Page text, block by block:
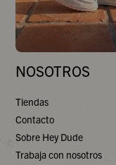
NOSOTROS
Tiendas
Contacto
Sobre Hey Dude
Trabaja con nosotros